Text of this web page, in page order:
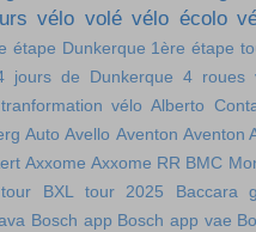
vélo volé vélo écolo
étape Dunkerque 1ère étape
jours de Dunkerque 4 roues
vélo Alberto
Auto Avello Aventon Aventon
Axxome Axxome RR BMC
BXL tour 2025
Baccara
Bosch app Bosch app vae